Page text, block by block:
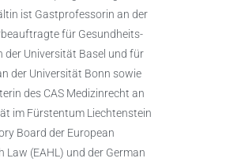
ist Gastprofessorin an der
für Gesundheits-
der Universität Basel und für
der Universität Bonn sowie
des CAS Medizinrecht an
im Fürstentum Liechtenstein
Board der European
(EAHL) und der German